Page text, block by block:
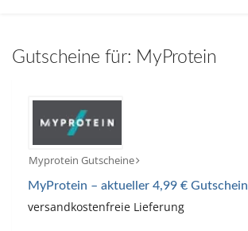
Gutscheine für: MyProtein
Myprotein Gutscheine
MyProtein – aktueller 4,99 € Gutschein
versandkostenfreie Lieferung